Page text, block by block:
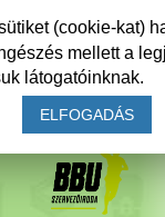
(cookie-kat)
mellett a
látogatóinknak.
ELFOGADÁS